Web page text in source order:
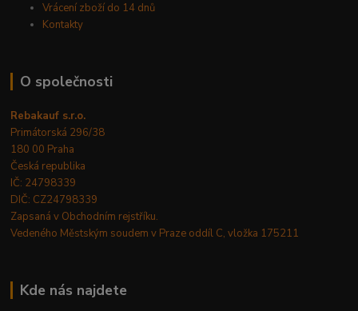
Vrácení zboží do 14 dnů
Kontakty
O společnosti
Rebakauf s.r.o.
Primátorská 296/38
180 00 Praha
Česká republika
IČ: 24798339
DIČ: CZ24798339
Zapsaná v Obchodním rejstříku.
Vedeného Městským soudem v Praze oddíl C, vložka 175211
Kde nás najdete